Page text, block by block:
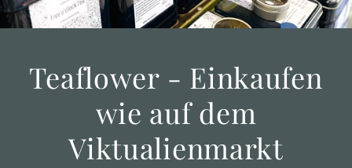
Teaflower - Einkaufen
wie auf dem
Viktualienmarkt